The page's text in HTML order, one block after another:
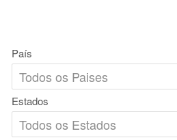
País
Estados